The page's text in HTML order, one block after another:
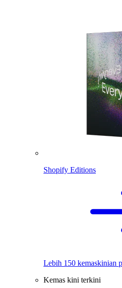
Shopify Editions
Lebih 150 kemaskinian
Kemas kini terkini